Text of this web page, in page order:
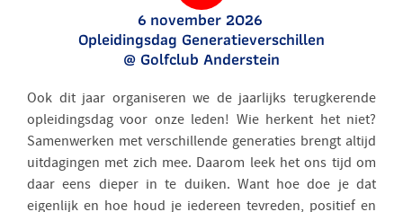
6 november 2026
Opleidingsdag Generatieverschillen
@ Golfclub Anderstein
Ook dit jaar organiseren we de jaarlijks terugkerende
opleidingsdag voor onze leden! Wie herkent het niet?
Samenwerken met verschillende generaties brengt altijd
uitdagingen met zich mee. Daarom leek het ons tijd om
daar eens dieper in te duiken. Want hoe doe je dat
eigenlijk en hoe houd je iedereen tevreden, positief en